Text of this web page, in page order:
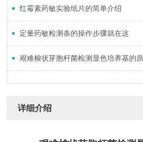
红霉素药敏实验纸片的简单介绍
定量药敏检测条的操作步骤就在这
艰难梭状芽胞杆菌检测显色培养基的
详细介绍